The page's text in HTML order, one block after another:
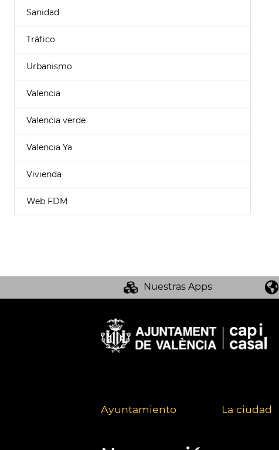
Sanidad
Tráfico
Urbanismo
Valencia
Valencia verde
Valencia Ya
Vivienda
Web FDM
Nuestras Apps
Ayuntamiento La ciudad